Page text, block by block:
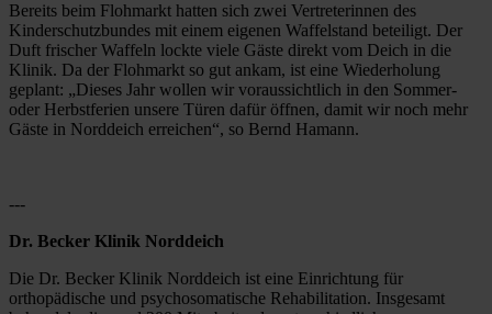
Bereits beim Flohmarkt hatten sich zwei Vertreterinnen des
Kinderschutzbundes mit einem eigenen Waffelstand beteiligt. Der
Duft frischer Waffeln lockte viele Gäste direkt vom Deich in die
Klinik. Da der Flohmarkt so gut ankam, ist eine Wiederholung
geplant: „Dieses Jahr wollen wir voraussichtlich in den Sommer-
oder Herbstferien unsere Türen dafür öffnen, damit wir noch mehr
Gäste in Norddeich erreichen“, so Bernd Hamann.
---
Dr. Becker Klinik Norddeich
Die Dr. Becker Klinik Norddeich ist eine Einrichtung für
orthopädische und psychosomatische Rehabilitation. Insgesamt